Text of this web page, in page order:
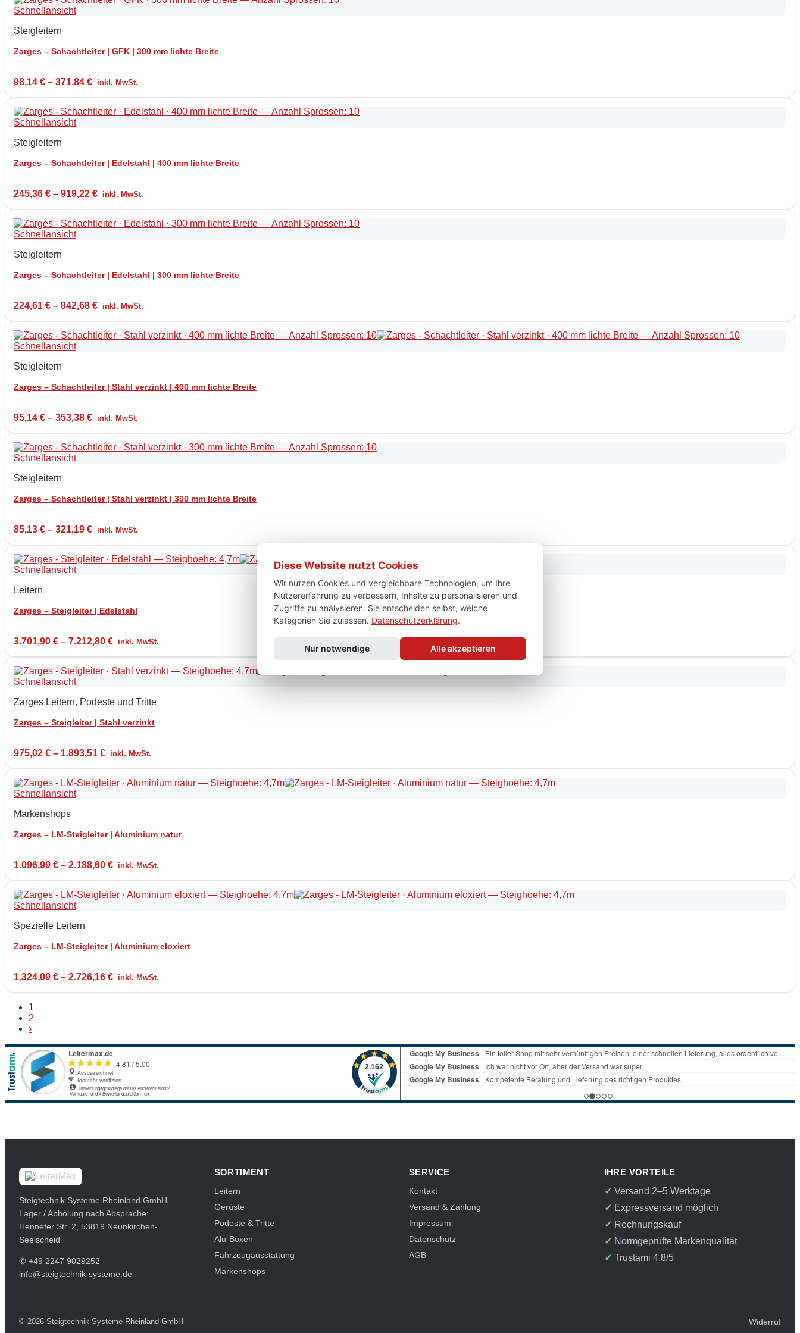
Schnellansicht
Steigleitern
Zarges – Schachtleiter | GFK | 300 mm lichte Breite
98,14 € – 371,84 € inkl. MwSt.
Schnellansicht
Steigleitern
Zarges – Schachtleiter | Edelstahl | 400 mm lichte Breite
245,36 € – 919,22 € inkl. MwSt.
Schnellansicht
Steigleitern
Zarges – Schachtleiter | Edelstahl | 300 mm lichte Breite
224,61 € – 842,68 € inkl. MwSt.
Schnellansicht
Steigleitern
Zarges – Schachtleiter | Stahl verzinkt | 400 mm lichte Breite
95,14 € – 353,38 € inkl. MwSt.
Schnellansicht
Steigleitern
Zarges – Schachtleiter | Stahl verzinkt | 300 mm lichte Breite
85,13 € – 321,19 € inkl. MwSt.
Schnellansicht
Leitern
Zarges – Steigleiter | Edelstahl
3.701,90 € – 7.212,80 € inkl. MwSt.
Schnellansicht
Zarges Leitern, Podeste und Tritte
Zarges – Steigleiter | Stahl verzinkt
975,02 € – 1.893,51 € inkl. MwSt.
Schnellansicht
Markenshops
Zarges – LM-Steigleiter | Aluminium natur
1.096,99 € – 2.188,60 € inkl. MwSt.
Schnellansicht
Spezielle Leitern
Zarges – LM-Steigleiter | Aluminium eloxiert
1.324,09 € – 2.726,16 € inkl. MwSt.
1
2
Steigtechnik Systeme Rheinland GmbH
Lager / Abholung nach Absprache:
Hennefer Str. 2, 53819 Neunkirchen-
Seelscheid
✆ +49 2247 9029252
info@steigtechnik-systeme.de
SORTIMENT
Leitern
Gerüste
Podeste & Tritte
Alu-Boxen
Fahrzeugausstattung
Markenshops
SERVICE
Kontakt
Versand & Zahlung
Impressum
Datenschutz
AGB
IHRE VORTEILE
Versand 2–5 Werktage
Expressversand möglich
Rechnungskauf
Normgeprüfte Markenqualität
Trustami 4,8/5
© 2026 Steigtechnik Systeme Rheinland GmbH Widerruf
Diese Website nutzt Cookies
Wir nutzen Cookies und vergleichbare Technologien, um Ihre
Nutzererfahrung zu verbessern, Inhalte zu personalisieren und
Zugriffe zu analysieren. Sie entscheiden selbst, welche
Kategorien Sie zulassen. Datenschutzerklärung.
Nur notwendige Alle akzeptieren